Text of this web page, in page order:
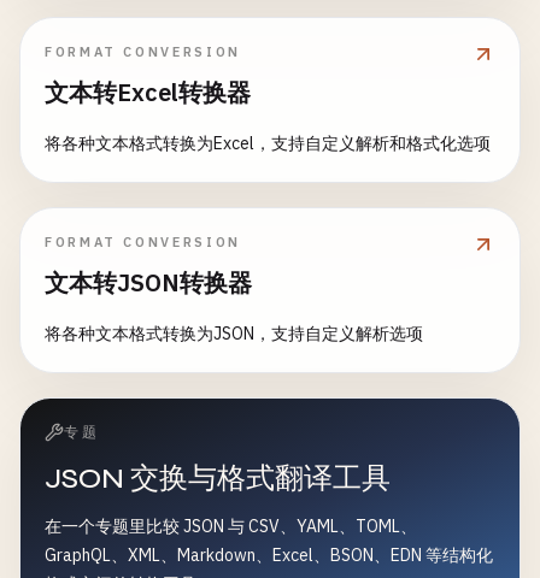
FORMAT CONVERSION
文本转Excel转换器
将各种文本格式转换为Excel，支持自定义解析和格式化选项
FORMAT CONVERSION
文本转JSON转换器
将各种文本格式转换为JSON，支持自定义解析选项
专题
JSON 交换与格式翻译工具
在一个专题里比较 JSON 与 CSV、YAML、TOML、
GraphQL、XML、Markdown、Excel、BSON、EDN 等结构化